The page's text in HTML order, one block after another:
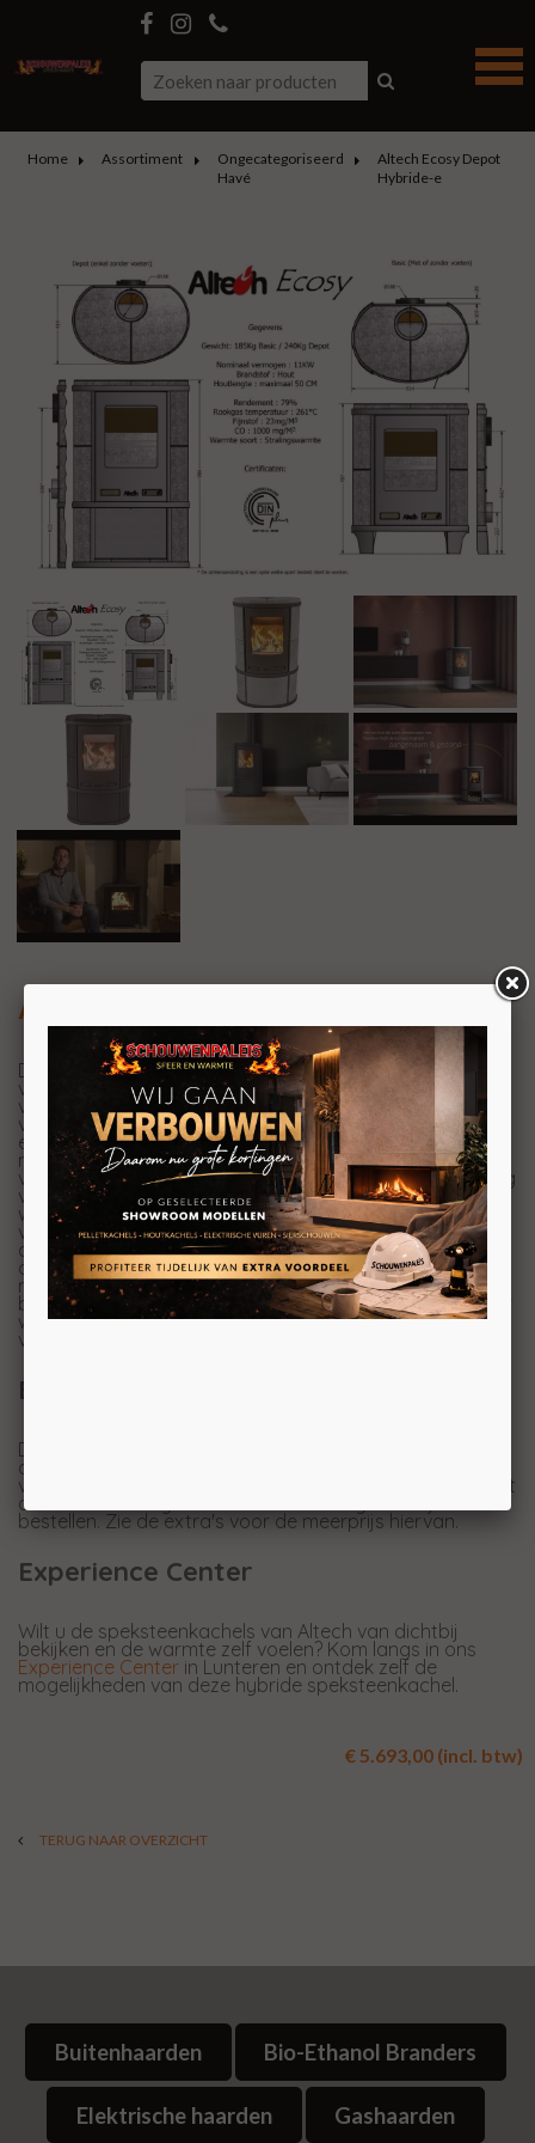
Home Assortiment
Ongecategoriseerd
Havé
Altech Ecosy Depot
Hybride-e
Altech Ecosy Depot Hybride-e
De AltechEcosy Depot Hybride-e voegt aan de
vertrouwde ovale vormgeving en gebruiksvriendelijkheid
van de Ecosy een intelligente hybride
verwarmingsfunctie toe. Het fabriek ingebouwde
elektrische verwarmingselement van 1 kW werkt
naadloos samen met de bewezen één-knops bediening
van de Ecosy. Hetspeksteenslaat warmte op afkomstig
van hout, elektriciteit of een combinatie van beide
warmtebronnen. Deze opgeslagen warmte wordt
vervolgens gelijkmatig en langdurig aan de ruimte
afgegeven voor een comfortabel binnenklimaat. De
onderzijde van het depotgedeelte is netjes afgewerkt
met extra speksteen. Via een thermostaat en app
bedient u de kachel eenvoudig wanneer en waar u maar
wilt. Daarnaast wordt de Altech Ecosy Depot Hybride-e
voorgemonteerd en direct gebruiksklaar geleverd.
Boven- en achter aansluiting
De Altech Ecosy is zowel aan de bovenkant als aan de
achterkant aan te sluiten. Standaard wordt uitgegaan
van de bovenkant. Dus ; wilt u de Altech Ecosy met
achteraansluiting? Dan moet u dit aangeven bij het
bestellen. Zie de extra's voor de meerprijs hiervan.
Experience Center
Wilt u de speksteenkachels van Altech van dichtbij
bekijken en de warmte zelf voelen? Kom langs in ons
Experience Center in Lunteren en ontdek zelf de
mogelijkheden van deze hybride speksteenkachel.
€ 5.693,00 (incl. btw)
TERUG NAAR OVERZICHT
Buitenhaarden Bio-Ethanol Branders
Elektrische haarden Gashaarden